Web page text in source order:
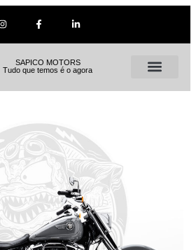
SAPICO MOTORS
Tudo que temos é o agora